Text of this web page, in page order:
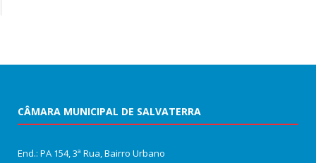
CÂMARA MUNICIPAL DE SALVATERRA
End.: PA 154, 3ª Rua, Bairro Urbano